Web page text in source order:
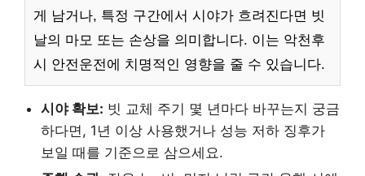
게 남거나, 특정 구간에서 시야가 흐려진다면 빗
날의 마모 또는 손상을 의미합니다. 이는 악천후
시 안전운전에 치명적인 영향을 줄 수 있습니다.
시야 확보: 빗 교체 주기 몇 년마다 바꾸는지 궁금
하다면, 1년 이상 사용했거나 성능 저하 징후가
보일 때를 기준으로 삼으세요.